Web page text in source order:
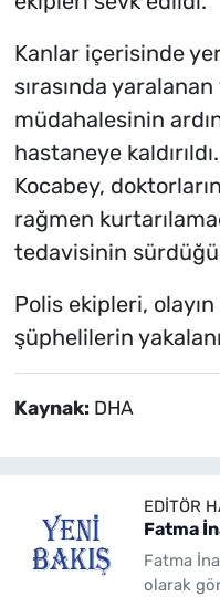
Kanlar içerisinde
sırasında
müdahalesinin
hastaneye
Kocabey,
rağmen
tedavisinin
Polis ekipleri,
şüphelilerin
Kaynak: DHA
EDITÖR
Fatma
Fatma
olarak